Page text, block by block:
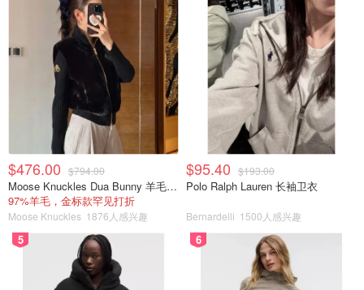
$476.00 $794.00
Moose Knuckles Dua Bunny 羊毛混纺针织夹克
97%羊毛，金标款罕见打折
Moose Knuckles 1876人感兴趣
$95.40 $193.00
Polo Ralph Lauren 长袖卫衣
Bernardelli 1500人感兴趣
5 6